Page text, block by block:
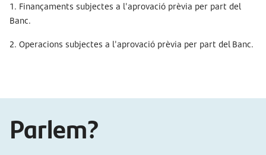
1. Finançaments subjectes a l'aprovació prèvia per part del
Banc.
2. Operacions subjectes a l'aprovació prèvia per part del Banc.
Parlem?